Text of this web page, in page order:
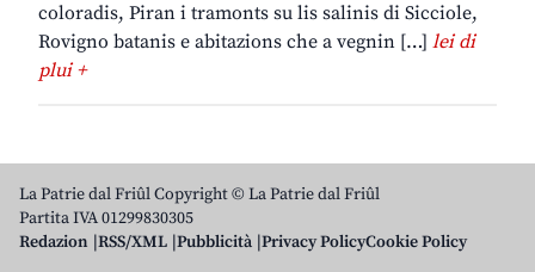
coloradis, Piran i tramonts su lis salinis di Sicciole,
Rovigno batanis e abitazions che a vegnin […] lei di
plui +
La Patrie dal Friûl Copyright © La Patrie dal Friûl
Partita IVA 01299830305
Redazion RSS/XML Pubblicità Privacy PolicyCookie Policy